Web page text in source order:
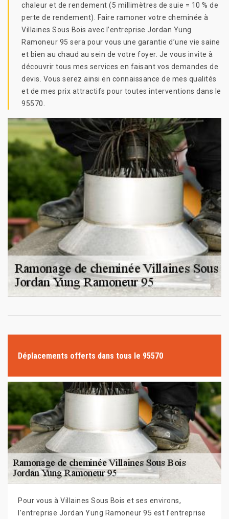
chaleur et de rendement (5 millimètres de suie = 10 % de
perte de rendement). Faire ramoner votre cheminée à
Villaines Sous Bois avec l’entreprise Jordan Yung
Ramoneur 95 sera pour vous une garantie d’une vie saine
et bien au chaud au sein de votre foyer. Je vous invite à
découvrir tous mes services en faisant vos demandes de
devis. Vous serez ainsi en connaissance de mes qualités
et de mes prix attractifs pour toutes interventions dans le
95570.
Déplacements offerts dans tous le 95570
Pour vous à Villaines Sous Bois et ses environs,
l’entreprise Jordan Yung Ramoneur 95 est l’entreprise